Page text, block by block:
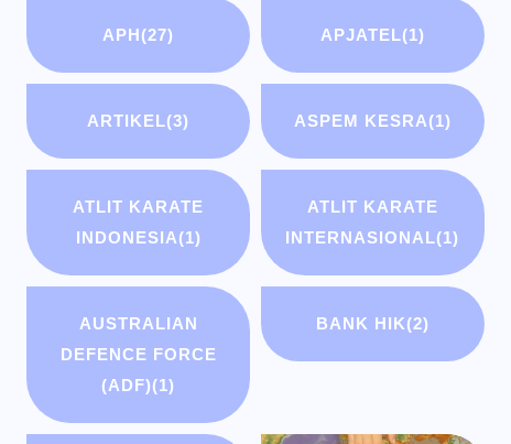
APH(27) APJATEL(1)
ARTIKEL(3) ASPEM KESRA(1)
ATLIT KARATE
INDONESIA(1)
ATLIT KARATE
INTERNASIONAL(1)
AUSTRALIAN
DEFENCE FORCE
(ADF)(1)
BANK HIK(2)